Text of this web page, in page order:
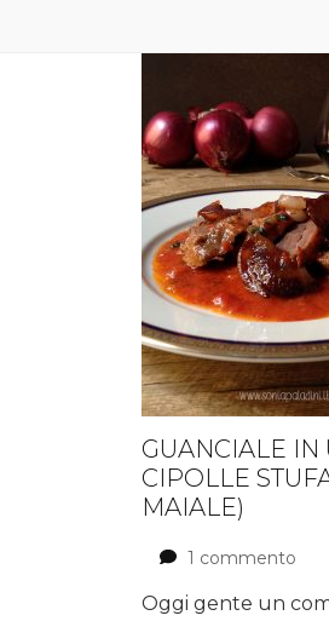
GUANCIALE IN
CIPOLLE
MAIALE)
1 commento
in
Oggi gente un